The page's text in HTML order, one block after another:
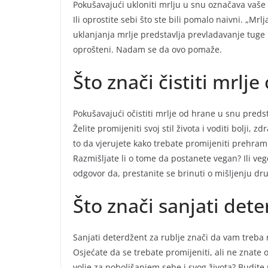
Pokušavajući ukloniti mrlju u snu označava
Ili oprostite sebi što ste bili pomalo naivni.
uklanjanja mrlje predstavlja prevladavanje
oprošteni. Nadam se da ovo pomaže.
Što znači čistiti mrlje
Pokušavajući očistiti mrlje od hrane u snu
Želite promijeniti svoj stil života i voditi bolji,
to da vjerujete kako trebate promijeniti
Razmišljate li o tome da postanete vegan? Ili
odgovor da, prestanite se brinuti o mišljenju
Što znači sanjati
Sanjati deterdžent za rublje znači da vam
Osjećate da se trebate promijeniti, ali ne znate